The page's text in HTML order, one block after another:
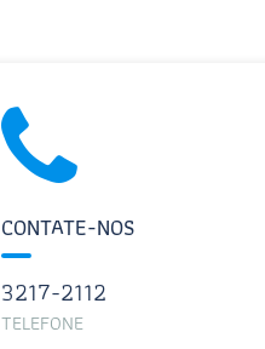
CONTATE-NOS
3217-2112
TELEFONE